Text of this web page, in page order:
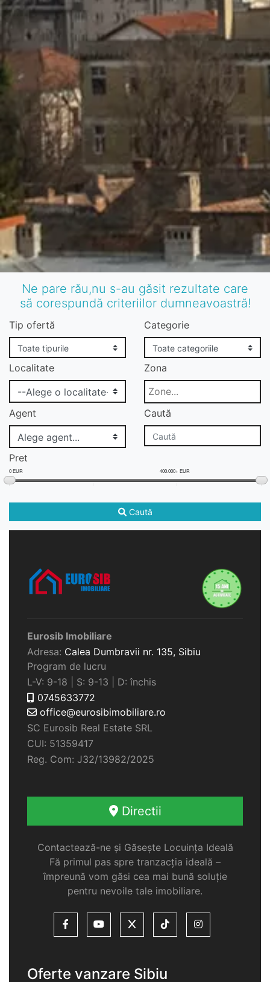
Ne pare rău,nu s-au găsit rezultate care
să corespundă criteriilor dumneavoastră!
Tip ofertă Categorie
Localitate Zona
Agent Caută
Pret
0 EUR 400.000+ EUR
Caută
Eurosib Imobiliare
Adresa: Calea Dumbravii nr. 135, Sibiu
Program de lucru
L-V: 9-18 | S: 9-13 | D: închis
0745633772
office@eurosibimobiliare.ro
SC Eurosib Real Estate SRL
CUI: 51359417
Reg. Com: J32/13982/2025
Directii
Contactează-ne și Găsește Locuința Ideală
Fă primul pas spre tranzacția ideală –
împreună vom găsi cea mai bună soluție
pentru nevoile tale imobiliare.
Oferte vanzare Sibiu